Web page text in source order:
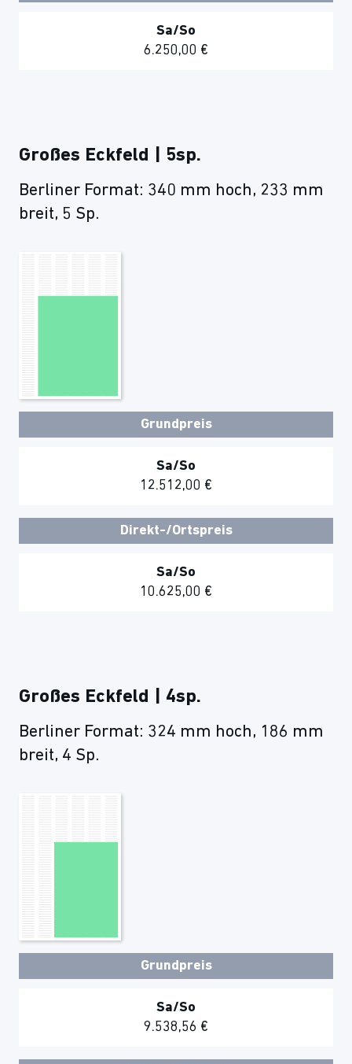
Sa/So
6.250,00 €
Großes Eckfeld | 5sp.
Berliner Format: 340 mm hoch, 233 mm
breit, 5 Sp.
Grundpreis
Sa/So
12.512,00 €
Direkt-/Ortspreis
Sa/So
10.625,00 €
Großes Eckfeld | 4sp.
Berliner Format: 324 mm hoch, 186 mm
breit, 4 Sp.
Grundpreis
Sa/So
9.538,56 €